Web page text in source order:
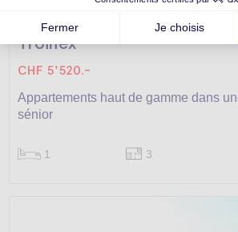
Appartement -
Troinex
CHF 5'520.-
Appartements haut de gamme dans
sénior
1 3